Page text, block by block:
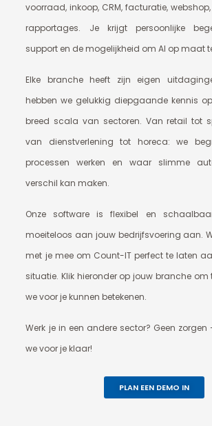
voorraad, inkoop, CRM, facturatie,
rapportages. Je krijgt persoonlijke
support en de mogelijkheid om AI op maat
Elke branche heeft zijn eigen
hebben we gelukkig diepgaande kennis
breed scala van sectoren. Van retail tot
van dienstverlening tot horeca: we
processen werken en waar slimme
verschil kan maken.
Onze software is flexibel en
moeiteloos aan jouw bedrijfsvoering aan.
met je mee om Count-IT perfect te laten
situatie. Klik hieronder op jouw branche om
we voor je kunnen betekenen.
Werk je in een andere sector? Geen
we voor je klaar!
PLAN EEN DEMO IN